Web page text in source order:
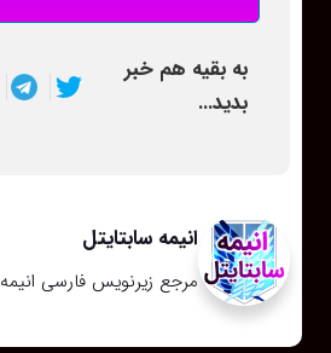
به بقیه هم خبر
بدید...
انیمه سابتایتل
مرجع زیرنویس فارسی انیمه